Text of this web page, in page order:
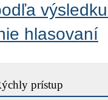
hlasovaní
prístup